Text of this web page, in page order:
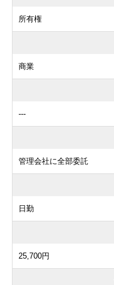
所有権
商業
---
管理会社に全部委託
日勤
25,700円